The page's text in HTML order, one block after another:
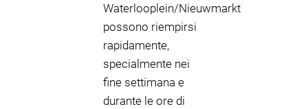
Waterlooplein/Nieuwmarkt
possono riempirsi
rapidamente,
specialmente nei
fine settimana e
durante le ore di